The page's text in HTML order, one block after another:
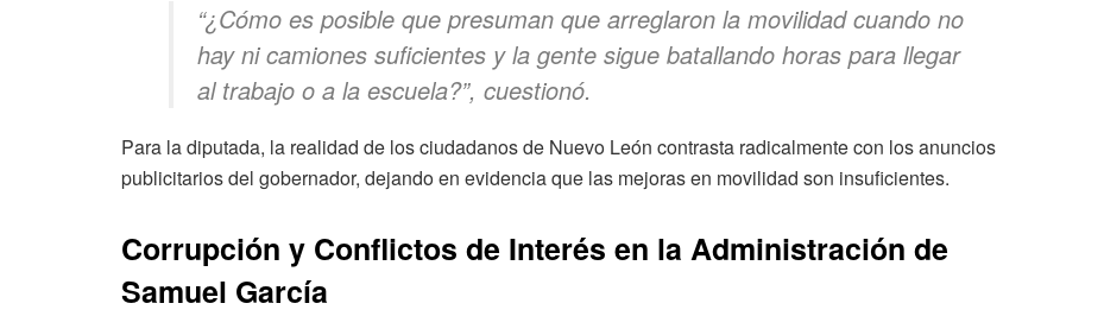
“¿Cómo es posible que presuman que arreglaron la movilidad cuando no
hay ni camiones suficientes y la gente sigue batallando horas para llegar
al trabajo o a la escuela?”, cuestionó.
Para la diputada, la realidad de los ciudadanos de Nuevo León contrasta radicalmente con los anuncios
publicitarios del gobernador, dejando en evidencia que las mejoras en movilidad son insuficientes.
Corrupción y Conflictos de Interés en la Administración de
Samuel García